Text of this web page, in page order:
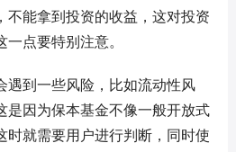
不能拿到投资的收益，这对投资
点要特别注意。
遇到一些风险，比如流动性风
是因为保本基金不像一般开放式
时就需要用户进行判断，同时使